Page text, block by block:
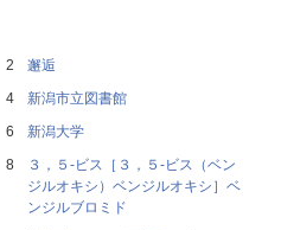
邂逅
新潟市立図書館
新潟大学
３，５‐ビス［３，５‐ビス（ベン
ジルオキシ）ベンジルオキシ］ベ
ンジルブロミド